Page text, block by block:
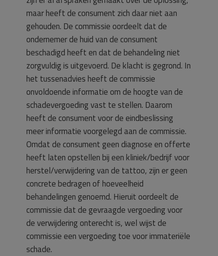
maar heeft de consument zich daar niet aan
gehouden. De commissie oordeelt dat de
ondernemer de huid van de consument
beschadigd heeft en dat de behandeling niet
zorgvuldig is uitgevoerd. De klacht is gegrond. In
het tussenadvies heeft de commissie
onvoldoende informatie om de hoogte van de
schadevergoeding vast te stellen. Daarom
heeft de consument voor de eindbeslissing
meer informatie voorgelegd aan de commissie.
Omdat de consument geen diagnose en offerte
heeft laten opstellen bij een kliniek/bedrijf voor
herstel/verwijdering van de tattoo, zijn er geen
concrete bedragen of hoeveelheid
behandelingen genoemd. Hieruit oordeelt de
commissie dat de gevraagde vergoeding voor
de verwijdering onterecht is, wel wijst de
commissie een vergoeding toe voor immateriële
schade.